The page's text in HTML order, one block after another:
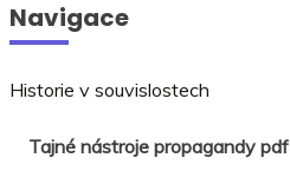
Navigace
Historie v souvislostech
Tajné nástroje propagandy pdf